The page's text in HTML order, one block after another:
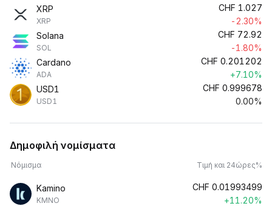
XRP
XRP
CHF 1.027
-2.30%
Solana
SOL
CHF 72.92
-1.80%
Cardano
ADA
CHF 0.201202
+7.10%
USD1
USD1
CHF 0.999678
0.00%
Δημοφιλή νομίσματα
Νόμισμα Τιμή και 24ώρες%
Kamino
KMNO
CHF 0.01993499
+11.20%